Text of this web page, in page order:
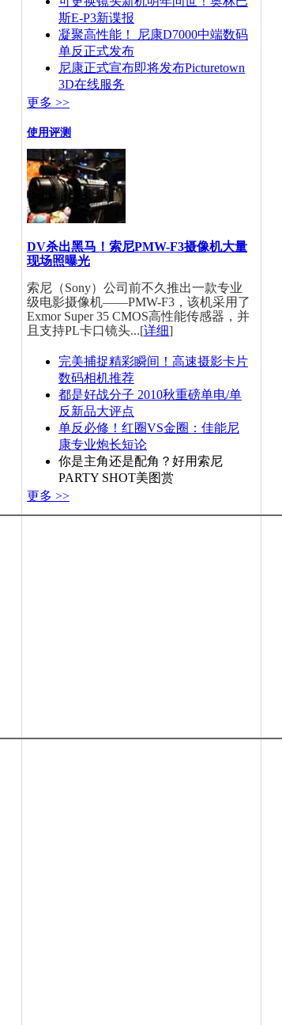
斯E-P3新谍报
凝聚高性能！ 尼康D7000中端数码
单反正式发布
尼康正式宣布即将发布Picturetown
3D在线服务
更多 >>
使用评测
DV杀出黑马！索尼PMW-F3摄像机大量
现场照曝光
索尼（Sony）公司前不久推出一款专业
级电影摄像机——PMW-F3，该机采用了
Exmor Super 35 CMOS高性能传感器，并
且支持PL卡口镜头...[详细]
完美捕捉精彩瞬间！高速摄影卡片
数码相机推荐
都是好战分子 2010秋重磅单电/单
反新品大评点
单反必修！红圈VS金圈：佳能尼
康专业炮长短论
你是主角还是配角？好用索尼
PARTY SHOT美图赏
更多 >>